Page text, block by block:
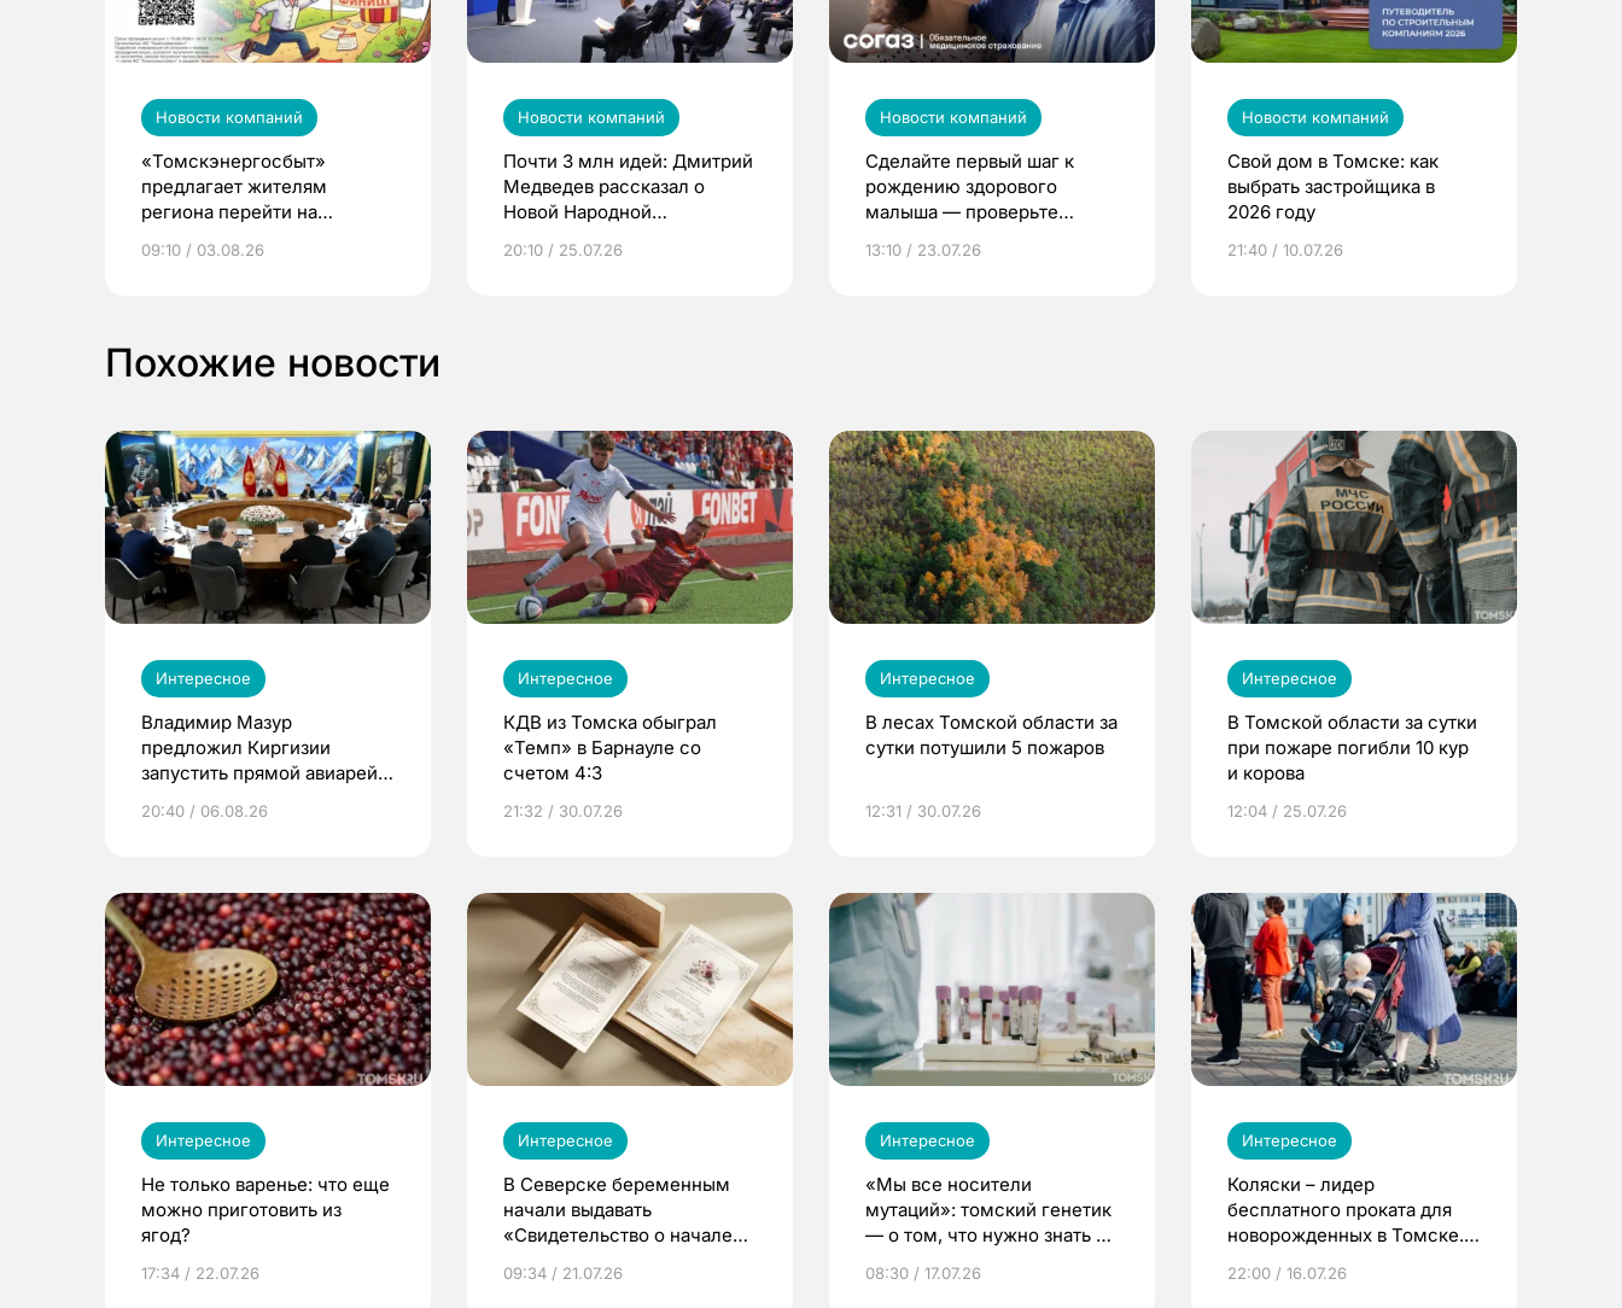
Новости компаний
«Томскэнергосбыт»
предлагает жителям
региона перейти на
выиграть призы
09:10 / 03.08.26
Новости компаний
Почти 3 млн идей: Дмитрий
Медведев рассказал о
Новой Народной
20:10 / 25.07.26
Новости компаний
Сделайте первый шаг к
рождению здорового
малыша — проверьте
по ОМС!
13:10 / 23.07.26
Новости компаний
Свой дом в Томске: как
выбрать застройщика в
2026 году
21:40 / 10.07.26
Похожие новости
Интересное
Владимир Мазур
предложил Киргизии
запустить прямой авиарейс
20:40 / 06.08.26
Интересное
КДВ из Томска обыграл
«Темп» в Барнауле со
счетом 4:3
21:32 / 30.07.26
Интересное
В лесах Томской области за
сутки потушили 5 пожаров
12:31 / 30.07.26
Интересное
В Томской области за сутки
при пожаре погибли 10 кур
и корова
12:04 / 25.07.26
Интересное
Не только варенье: что еще
можно приготовить из
ягод?
17:34 / 22.07.26
Интересное
В Северске беременным
начали выдавать
«Свидетельство о начале
09:34 / 21.07.26
Интересное
«Мы все носители
мутаций»: томский генетик
— о том, что нужно знать до
08:30 / 17.07.26
Интересное
Коляски – лидер
бесплатного проката для
новорожденных в Томске.
22:00 / 16.07.26